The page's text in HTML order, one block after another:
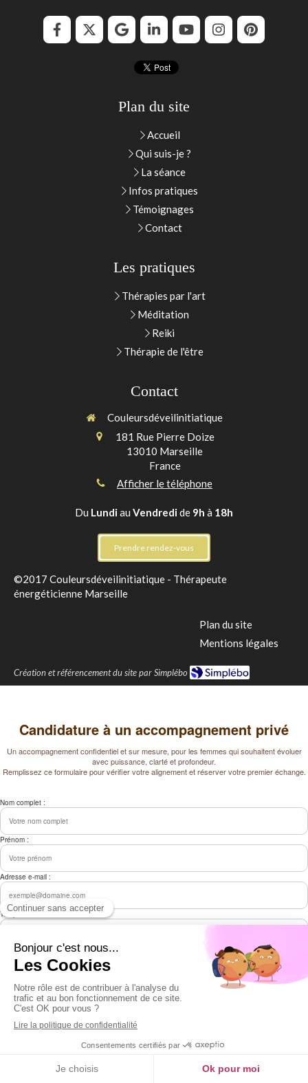
Plan du site
Accueil
Qui suis-je ?
La séance
Infos pratiques
Témoignages
Contact
Les pratiques
Thérapies par l'art
Méditation
Reiki
Thérapie de l'être
Contact
Couleursdéveilinitiatique
181 Rue Pierre Doize
13010 Marseille
France
Afficher le téléphone
Du Lundiau Vendredide 9h à 18h
Prendre rendez-vous
©2017 Couleursdéveilinitiatique - Thérapeute
énergéticienne Marseille
Plan du site
Mentions légales
Création et référencement du site par Simplébo
Candidature à un accompagnement privé
Un accompagnement confidentiel et sur mesure, pour les femmes qui souhaitent évoluer
avec puissance, clarté et profondeur.
Remplissez ce formulaire pour vérifier votre alignement et réserver votre premier échange.
Nom complet :
Prénom :
Adresse e-mail :
Téléphone :
Fonction / Profession :
Entreprise / Organisation :
Êtes-vous actuellement en transition ou en repositionnement dans votre vie personnelle ou
Quelles sont les principales raisons qui vous poussent à candidater à cet accompagnement ?